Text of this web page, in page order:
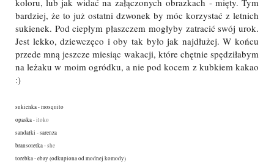
koloru, lub jak widać na załączonych obrazkach - mięty. Tym
bardziej, że to już ostatni dzwonek by móc korzystać z letnich
sukienek. Pod ciepłym płaszczem mogłyby zatracić swój urok.
Jest lekko, dziewczęco i oby tak było jak najdłużej. W końcu
przede mną jeszcze miesiąc wakacji, które chętnie spędziłabym
na leżaku w moim ogródku, a nie pod kocem z kubkiem kakao
:)
sukienka - mosquito
opaska -iloko
sandałki - sarenza
bransoletka -she
torebka - ebay (odkupiona od modnej komody)